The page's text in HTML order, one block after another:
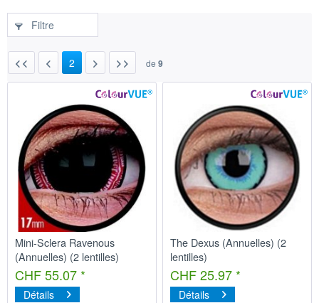
Filtre
2 de 9
Mini-Sclera Ravenous
(Annuelles) (2 lentilles)
CHF 55.07 *
Détails
The Dexus (Annuelles) (2
lentilles)
CHF 25.97 *
Détails